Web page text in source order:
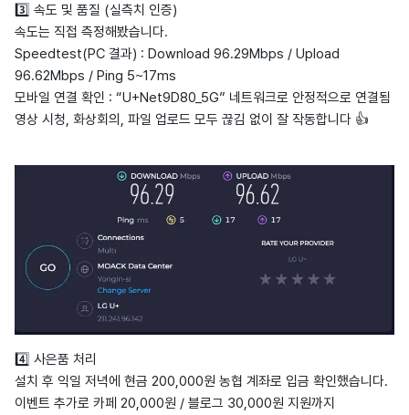
3️⃣ 속도 및 품질 (실측치 인증)
속도는 직접 측정해봤습니다.
Speedtest(PC 결과) : Download 96.29Mbps / Upload
96.62Mbps / Ping 5~17ms
모바일 연결 확인 : “U+Net9D80_5G” 네트워크로 안정적으로 연결됨
영상 시청, 화상회의, 파일 업로드 모두 끊김 없이 잘 작동합니다 👍
4️⃣ 사은품 처리
설치 후 익일 저녁에 현금 200,000원 농협 계좌로 입금 확인했습니다.
이벤트 추가로 카페 20,000원 / 블로그 30,000원 지원까지